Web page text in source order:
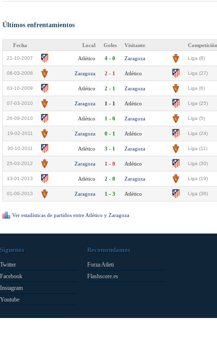
Últimos enfrentamientos
Fecha Local Goles Visitante Competición
21-10-2007 Atlético 4 - 0 Zaragoza Liga (8)
08-03-2008 Zaragoza 2 - 1 Atlético Liga (27)
03-10-2009 Atlético 2 - 1 Zaragoza Liga (6)
07-03-2010 Zaragoza 1 - 1 Atlético Liga (25)
26-09-2010 Atlético 1 - 0 Zaragoza Liga (5)
19-02-2011 Zaragoza 0 - 1 Atlético Liga (24)
30-10-2011 Atlético 3 - 1 Zaragoza Liga (11)
25-03-2012 Zaragoza 1 - 0 Atlético Liga (30)
13-01-2013 Atlético 2 - 0 Zaragoza Liga (19)
01-06-2013 Zaragoza 1 - 3 Atlético Liga (38)
Ver estadísticas de partidos entre Atlético y Zaragoza
Síguenos
Twitter
Facebook
Instagram
Youtube
Recomendamos
Forza Atleti
Flashscore.es